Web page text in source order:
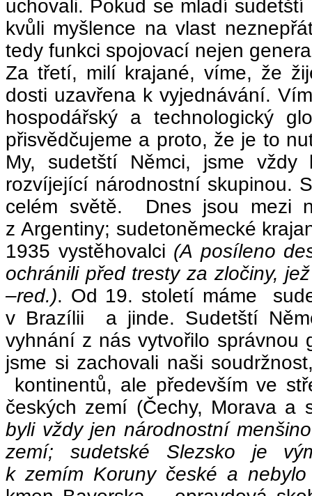
uchovali. Pokud se mladí
kvůli myšlence na vlast
tedy funkci spojovací nejen
Za třetí, milí krajané, víme, že
dosti uzavřena k vyjednávání.
hospodářský a technologický
přisvědčujeme a proto, že je to
My, sudetští Němci, jsme
rozvíjející národnostní skupinou.
celém světě. Dnes jsou mezi
z Argentiny; sudetoněmecké
1935 vystěhovalci (A posíleno
ochránili před tresty za zločiny,
–red.). Od 19. století máme
v Brazílii a jinde. Sudetští
vyhnání z nás vytvořilo správnou
jsme si zachovali naši
kontinentů, ale především ve
českých zemí (Čechy, Morava
byli vždy jen národnostní
zemí; sudetské Slezsko je
k zemím Koruny české a